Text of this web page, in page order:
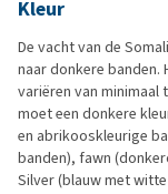
Kleur
De vacht van de
naar donkere banden.
variëren van minimaal
moet een donkere
en abrikooskleurige
banden), fawn
Silver (blauw met